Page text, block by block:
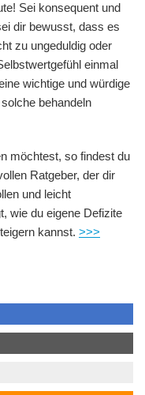
Sei konsequent und
dir bewusst, dass es
zu ungeduldig oder
einmal
wichtige und würdige
behandeln
möchtest, so findest du
Ratgeber, der dir
und leicht
wie du eigene Defizite
kannst. >>>